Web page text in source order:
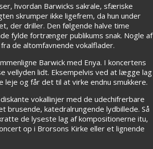
hvordan Barwicks sakrale, sfæriske
skrumper ikke ligefrem, da hun under
der driller. Den følgende halve time
fylde fortrænger publikums snak. Nogle af
de altomfavnende vokalflader.
Barwick med Enya. I koncertens
vellyden lidt. Eksempelvis ved at lægge lag
og får det til at virke endnu smukkere.
vokallinjer med de udechifrerbare
katedralrungende lydbillede. Så
de lyseste lag af kompositionerne itu,
op i Brorsons Kirke eller et lignende